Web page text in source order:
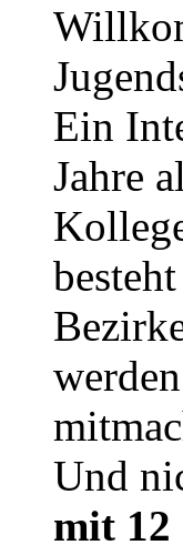
Ein
Jahre
Und
mit 12